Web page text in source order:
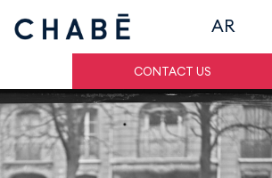
AR
CONTACT US